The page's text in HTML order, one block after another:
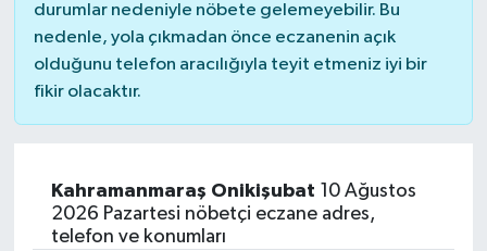
durumlar nedeniyle nöbete gelemeyebilir. Bu
nedenle, yola çıkmadan önce eczanenin açık
olduğunu telefon aracılığıyla teyit etmeniz iyi bir
fikir olacaktır.
Kahramanmaraş Onikişubat 10 Ağustos
2026 Pazartesi nöbetçi eczane adres,
telefon ve konumları